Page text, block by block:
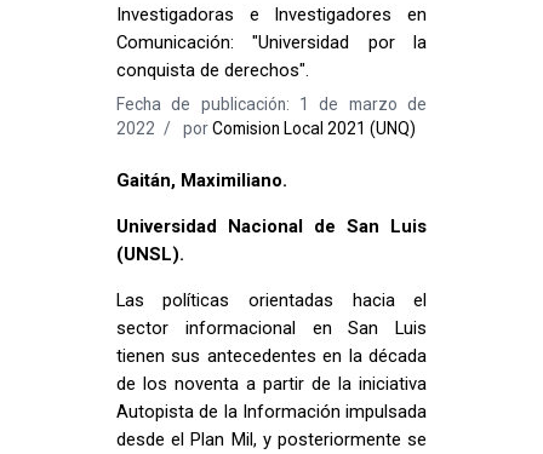
Investigadoras e Investigadores en
Comunicación: "Universidad por la
conquista de derechos".
Fecha de publicación: 1 de marzo de
2022
porComision Local 2021 (UNQ)
Gaitán, Maximiliano.
Universidad Nacional de San Luis
(UNSL).
Las políticas orientadas hacia el
sector informacional en San Luis
tienen sus antecedentes en la década
de los noventa a partir de la iniciativa
Autopista de la Información impulsada
desde el Plan Mil, y posteriormente se